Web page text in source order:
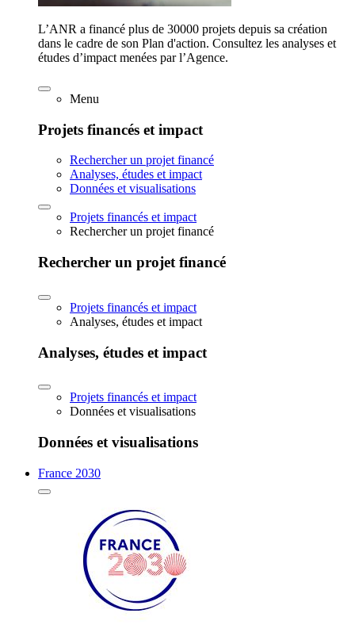
L’ANR a financé plus de 30000 projets depuis sa création
dans le cadre de son Plan d'action. Consultez les analyses et
études d’impact menées par l’Agence.
Menu
Projets financés et impact
Rechercher un projet financé
Analyses, études et impact
Données et visualisations
Projets financés et impact
Rechercher un projet financé
Rechercher un projet financé
Projets financés et impact
Analyses, études et impact
Analyses, études et impact
Projets financés et impact
Données et visualisations
Données et visualisations
France 2030